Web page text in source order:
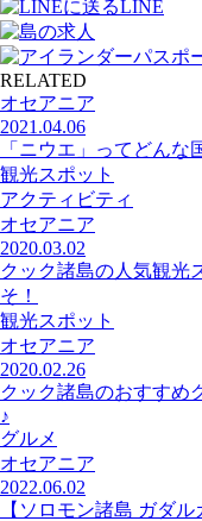
LINE
RELATED
オセアニア
2021.04.06
「ニウエ」ってどんな
観光スポット
アクティビティ
オセアニア
2020.03.02
クック諸島の人気観光
そ！
観光スポット
オセアニア
2020.02.26
クック諸島のおすすめ
♪
グルメ
オセアニア
2022.06.02
【ソロモン諸島 ガダ